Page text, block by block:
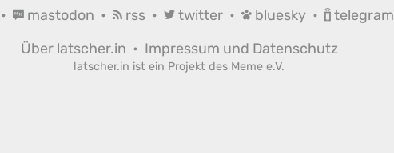
mastodon • rss • twitter • bluesky •
telegram
Über latscher.in • Impressum und Datenschutz
latscher.in ist ein Projekt des Meme e.V.